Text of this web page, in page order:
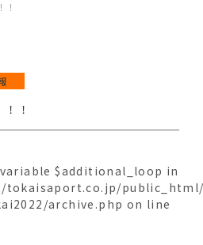
！
！
$additional_loop in
tokaisaport.co.jp/
archive.php on line